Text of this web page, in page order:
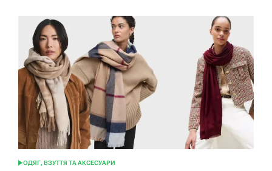
ОПУБЛІКУВАТИ
ОДЯГ, ВЗУТТЯ ТА АКСЕСУАРИ